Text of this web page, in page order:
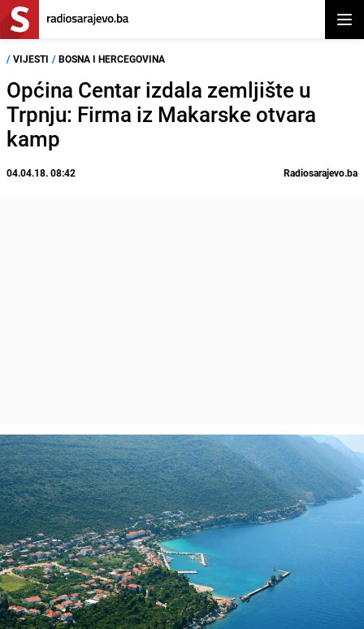
/ VIJESTI / BOSNA I HERCEGOVINA
Općina Centar izdala zemljište u
Trpnju: Firma iz Makarske otvara
kamp
04.04.18. 08:42 Radiosarajevo.ba